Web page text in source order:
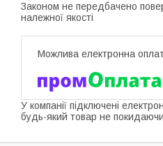
Законом не передбачено
належної якості
У компанії підключені
будь-який товар не